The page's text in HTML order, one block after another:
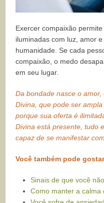
Exercer compaixão
iluminadas com luz, amor
humanidade. Se cada
compaixão, o medo
em seu lugar.
Da bondade nasce o
Divina, que pode ser
porque sua oferta é
Divina está presente, tudo
capaz de se manifestar
Você também pode
Sinais de que você
Como manter a calma